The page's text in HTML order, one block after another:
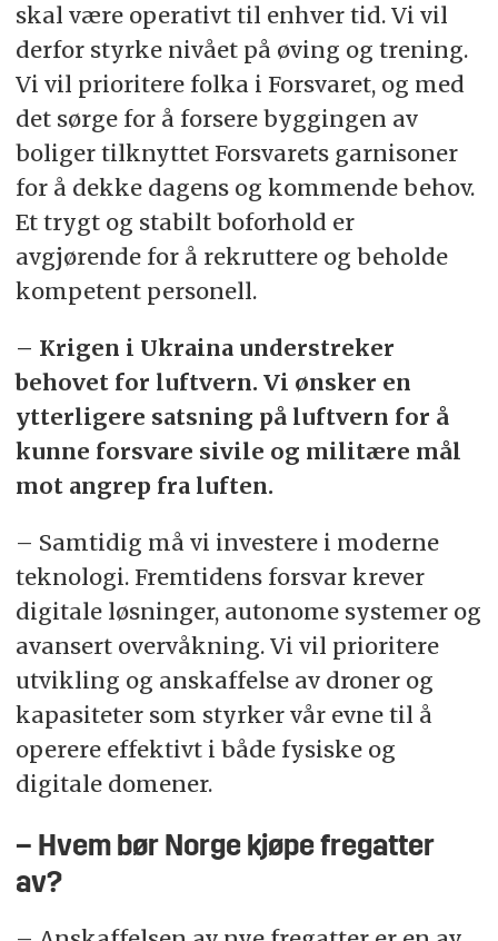
skal være operativt til enhver tid. Vi vil
derfor styrke nivået på øving og trening.
Vi vil prioritere folka i Forsvaret, og med
det sørge for å forsere byggingen av
boliger tilknyttet Forsvarets garnisoner
for å dekke dagens og kommende behov.
Et trygt og stabilt boforhold er
avgjørende for å rekruttere og beholde
kompetent personell.
– Krigen i Ukraina understreker
behovet for luftvern. Vi ønsker en
ytterligere satsning på luftvern for å
kunne forsvare sivile og militære mål
mot angrep fra luften.
– Samtidig må vi investere i moderne
teknologi. Fremtidens forsvar krever
digitale løsninger, autonome systemer og
avansert overvåkning. Vi vil prioritere
utvikling og anskaffelse av droner og
kapasiteter som styrker vår evne til å
operere effektivt i både fysiske og
digitale domener.
– Hvem bør Norge kjøpe fregatter
av?